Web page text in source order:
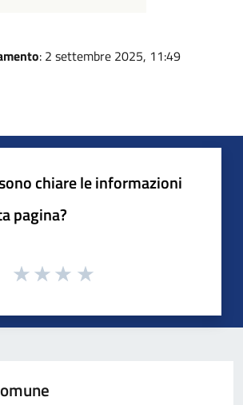
: 2 settembre 2025, 11:49
chiare le informazioni
pagina?